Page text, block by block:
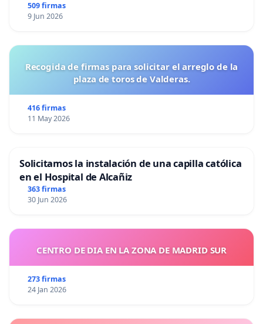
509 firmas
9 Jun 2026
Recogida de firmas para solicitar el arreglo de la
plaza de toros de Valderas.
416 firmas
11 May 2026
Solicitamos la instalación de una capilla católica
en el Hospital de Alcañiz
363 firmas
30 Jun 2026
CENTRO DE DIA EN LA ZONA DE MADRID SUR
273 firmas
24 Jan 2026